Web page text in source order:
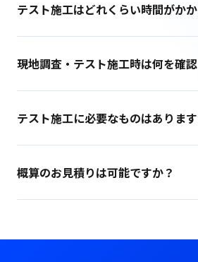
テスト施工はどれくらい時間がか
現地調査・テスト施工時は何を確
テスト施工に必要なものはありま
概算のお見積りは可能ですか？